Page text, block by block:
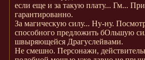
если еще и за такую плату... Гм...
гарантированно.
За магическую силу... Ну-ну.
способного предложить бОльшую
швыряющейся Драгуслейвами.
Не смешно. Персонажи,